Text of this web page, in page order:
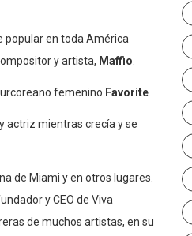
popular en toda América
y artista, Maffio
femenino Favorite
actriz mientras crecía y se
de Miami y en otros lugares.
y CEO de Viva
de muchos artistas, en su